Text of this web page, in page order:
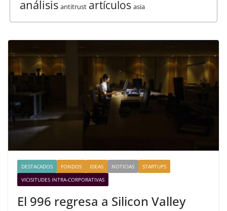
análisis antitrust artículos asia
DESTACADOS FONDOS IDEAS NOTICIAS
STARTUPS
VICISITUDES INTRA-CORPORATIVAS
El 996 regresa a Silicon Valley